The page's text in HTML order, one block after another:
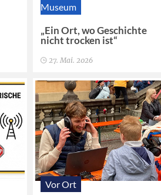
Museum
„Ein Ort, wo Geschichte
nicht trocken ist“
27. Mai. 2026
Vor Ort